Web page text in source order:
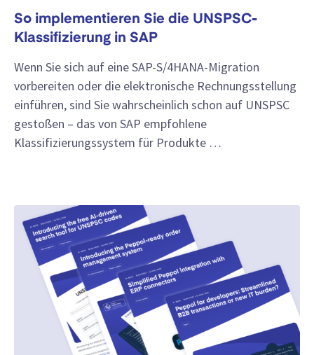
So implementieren Sie die UNSPSC-
Klassifizierung in SAP
Wenn Sie sich auf eine SAP-S/4HANA-Migration
vorbereiten oder die elektronische Rechnungsstellung
einführen, sind Sie wahrscheinlich schon auf UNSPSC
gestoßen – das von SAP empfohlene
Klassifizierungssystem für Produkte …